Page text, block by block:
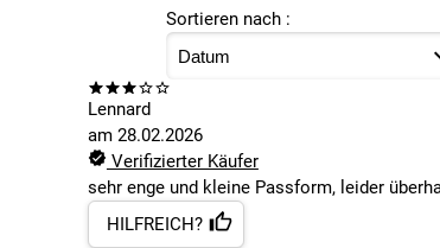
Sortieren nach :
Lennard
am 28.02.2026
Verifizierter Käufer
sehr enge und kleine Passform, leider
HILFREICH?